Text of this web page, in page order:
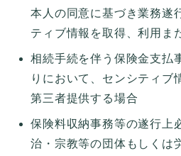
本人の同意に基づき業務遂
ティブ情報を取得、利用ま
相続手続を伴う保険金支払
りにおいて、センシティブ
第三者提供する場合
保険料収納事務等の遂行上
治・宗教等の団体もしくは